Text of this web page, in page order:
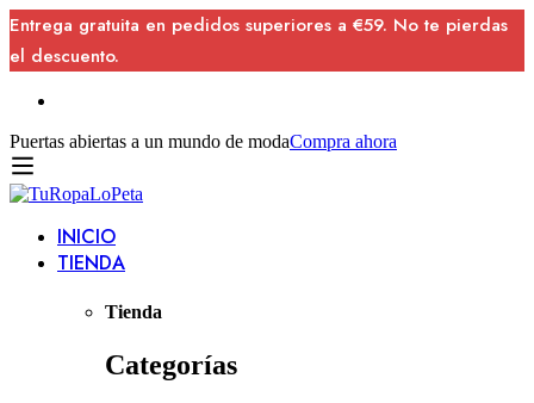
Entrega gratuita en pedidos superiores a €59. No te pierdas
el descuento.
Puertas abiertas a un mundo de modaCompra ahora
INICIO
TIENDA
Tienda
Categorías